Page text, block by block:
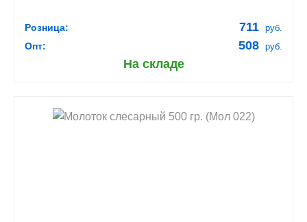
Розница: 711 руб.
Опт: 508 руб.
На складе
shopping_cart В КОРЗИНУ